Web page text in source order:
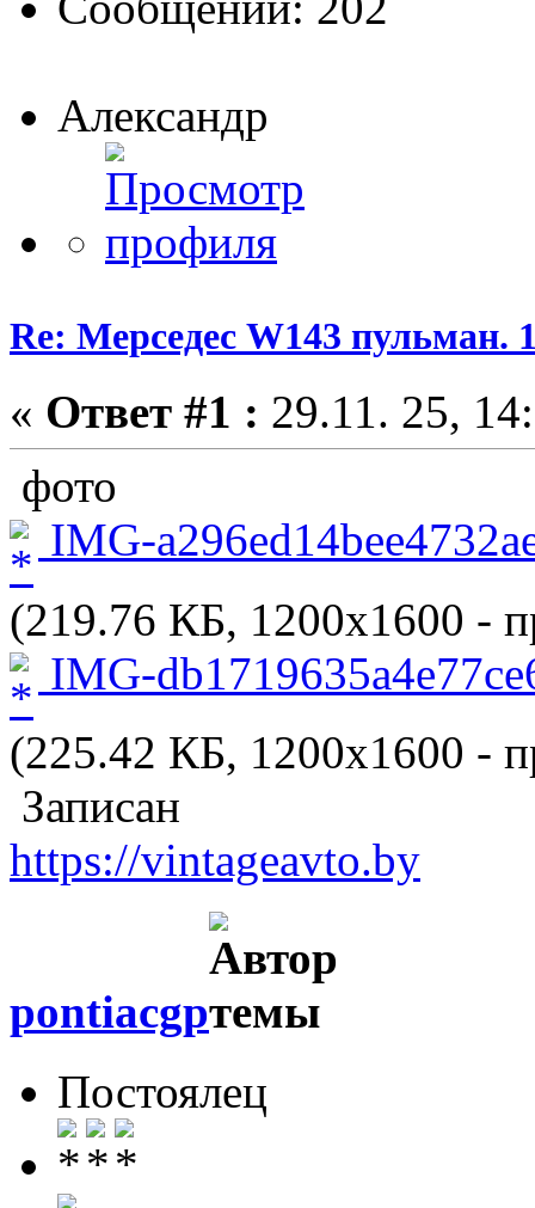
Александр
Re: Мерседес W143 пульман.
« Ответ #1 : 29.11. 25,
фото
IMG-
(219.76 КБ, 1200x1600 -
IMG-
(225.42 КБ, 1200x1600 -
Записан
https://vintageavto.by
pontiacgp
Постоялец